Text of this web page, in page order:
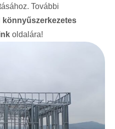
További
könnyűszerkezetes
oldalára!